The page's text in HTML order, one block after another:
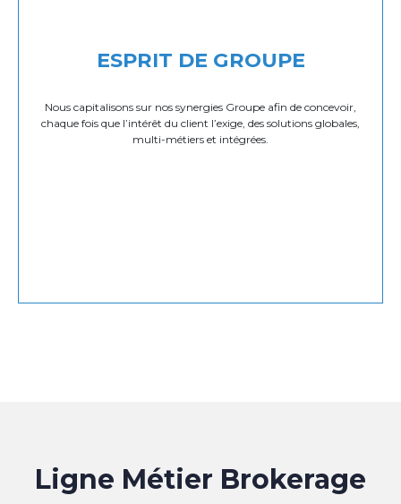
ESPRIT DE GROUPE
Nous capitalisons sur nos synergies Groupe afin de concevoir,
chaque fois que l’intérêt du client l’exige, des solutions globales,
multi-métiers et intégrées.
Ligne Métier Brokerage